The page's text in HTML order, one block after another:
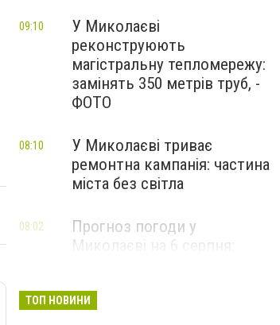
У Миколаєві
реконструюють
магістральну тепломережу:
замінять 350 метрів труб, -
ФОТО
09:10
У Миколаєві триває
ремонтна кампанія: частина
міста без світла
08:10
Прогноз погоди у
Миколаєві на 6 серпня:
08:02
ТОП НОВИНИ